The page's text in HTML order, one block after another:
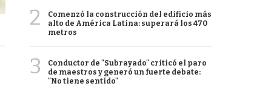
2
Comenzó la construcción del edificio más
alto de América Latina: superará los 470
metros
3
Conductor de "Subrayado" criticó el paro
de maestros y generó un fuerte debate:
"No tiene sentido"